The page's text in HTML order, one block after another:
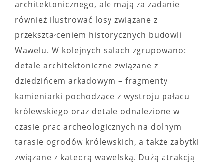
architektonicznego, ale mają za zadanie
również ilustrować losy związane z
przekształceniem historycznych budowli
Wawelu. W kolejnych salach zgrupowano:
detale architektoniczne związane z
dziedzińcem arkadowym – fragmenty
kamieniarki pochodzące z wystroju pałacu
królewskiego oraz detale odnalezione w
czasie prac archeologicznych na dolnym
tarasie ogrodów królewskich, a także zabytki
związane z katedrą wawelską. Dużą atrakcją